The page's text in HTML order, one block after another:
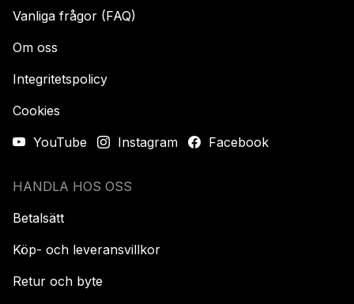
Vanliga frågor (FAQ)
Om oss
Integritetspolicy
Cookies
YouTube
Instagram Facebook
HANDLA HOS OSS
Betalsätt
Köp- och leveransvillkor
Retur och byte